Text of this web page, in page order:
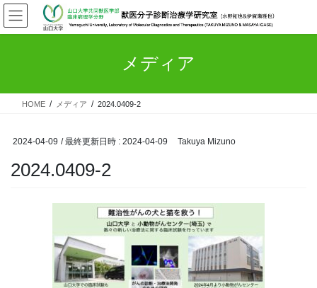
コ
ン
テ
ス
ナ
ビ
ゲ
ン
メディア
HOME メディア 2024.0409-2
2024-04-09 / 最終更新日時 : 2024-04-09 Takuya Mizuno
2024.0409-2